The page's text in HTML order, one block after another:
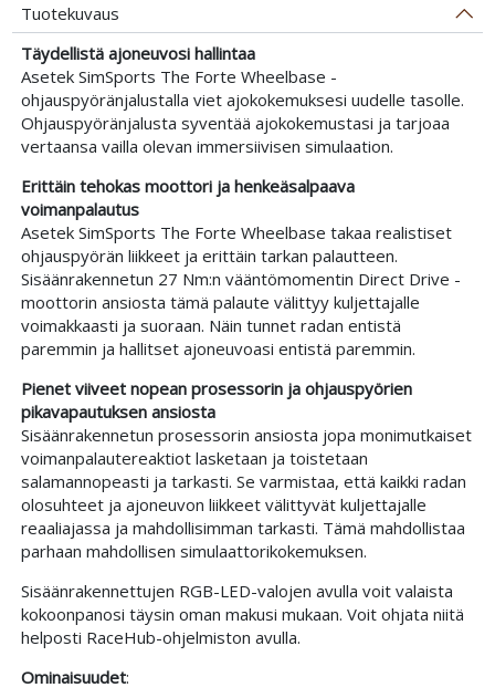
Tuotekuvaus
Täydellistä ajoneuvosi hallintaa
Asetek SimSports The Forte Wheelbase -
ohjauspyöränjalustalla viet ajokokemuksesi uudelle tasolle.
Ohjauspyöränjalusta syventää ajokokemustasi ja tarjoaa
vertaansa vailla olevan immersiivisen simulaation.
Erittäin tehokas moottori ja henkeäsalpaava
voimanpalautus
Asetek SimSports The Forte Wheelbase takaa realistiset
ohjauspyörän liikkeet ja erittäin tarkan palautteen.
Sisäänrakennetun 27 Nm:n vääntömomentin Direct Drive -
moottorin ansiosta tämä palaute välittyy kuljettajalle
voimakkaasti ja suoraan. Näin tunnet radan entistä
paremmin ja hallitset ajoneuvoasi entistä paremmin.
Pienet viiveet nopean prosessorin ja ohjauspyörien
pikavapautuksen ansiosta
Sisäänrakennetun prosessorin ansiosta jopa monimutkaiset
voimanpalautereaktiot lasketaan ja toistetaan
salamannopeasti ja tarkasti. Se varmistaa, että kaikki radan
olosuhteet ja ajoneuvon liikkeet välittyvät kuljettajalle
reaaliajassa ja mahdollisimman tarkasti. Tämä mahdollistaa
parhaan mahdollisen simulaattorikokemuksen.
Sisäänrakennettujen RGB-LED-valojen avulla voit valaista
kokoonpanosi täysin oman makusi mukaan. Voit ohjata niitä
helposti RaceHub-ohjelmiston avulla.
Ominaisuudet: